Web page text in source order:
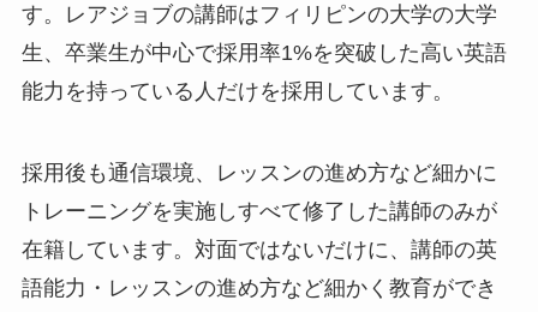
す。レアジョブの講師はフィリピンの大学の大学
生、卒業生が中心で採用率1%を突破した高い英語
能力を持っている人だけを採用しています。
採用後も通信環境、レッスンの進め方など細かに
トレーニングを実施しすべて修了した講師のみが
在籍しています。対面ではないだけに、講師の英
語能力・レッスンの進め方など細かく教育ができ